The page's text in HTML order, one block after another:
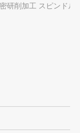
研削加工 スピンドル